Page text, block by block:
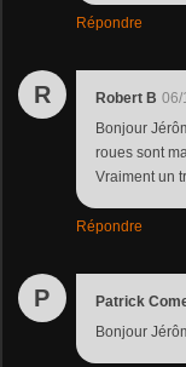
Répondre
R Robert B 06/
Bonjour
roues sont
Vraiment un
Répondre
P Patrick
Bonjour